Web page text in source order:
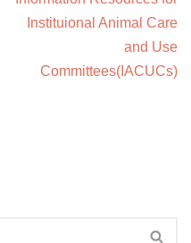
Instituional Animal Care
and Use
Committees(IACUCs)